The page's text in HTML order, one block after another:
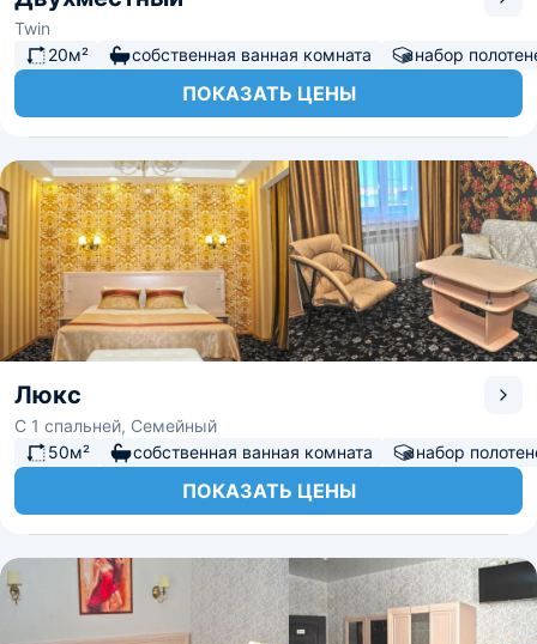
Twin
20м²
собственная ванная комната набор
ПОКАЗАТЬ ЦЕНЫ
Люкс
С 1 спальней, Семейный
50м²
собственная ванная комната набор
ПОКАЗАТЬ ЦЕНЫ